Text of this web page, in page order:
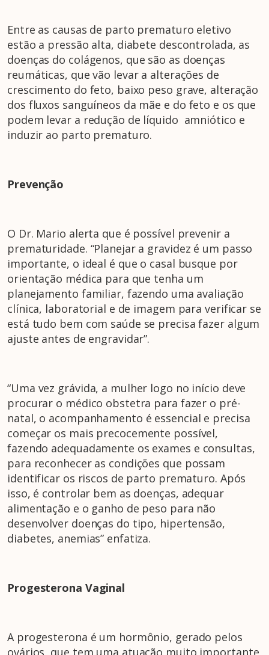
Entre as causas de parto prematuro eletivo
estão a pressão alta, diabete descontrolada, as
doenças do colágenos, que são as doenças
reumáticas, que vão levar a alterações de
crescimento do feto, baixo peso grave, alteração
dos fluxos sanguíneos da mãe e do feto e os que
podem levar a redução de líquido amniótico e
induzir ao parto prematuro.
Prevenção
O Dr. Mario alerta que é possível prevenir a
prematuridade. “Planejar a gravidez é um passo
importante, o ideal é que o casal busque por
orientação médica para que tenha um
planejamento familiar, fazendo uma avaliação
clínica, laboratorial e de imagem para verificar se
está tudo bem com saúde se precisa fazer algum
ajuste antes de engravidar”.
“Uma vez grávida, a mulher logo no início deve
procurar o médico obstetra para fazer o pré-
natal, o acompanhamento é essencial e precisa
começar os mais precocemente possível,
fazendo adequadamente os exames e consultas,
para reconhecer as condições que possam
identificar os riscos de parto prematuro. Após
isso, é controlar bem as doenças, adequar
alimentação e o ganho de peso para não
desenvolver doenças do tipo, hipertensão,
diabetes, anemias” enfatiza.
Progesterona Vaginal
A progesterona é um hormônio, gerado pelos
ovários, que tem uma atuação muito importante